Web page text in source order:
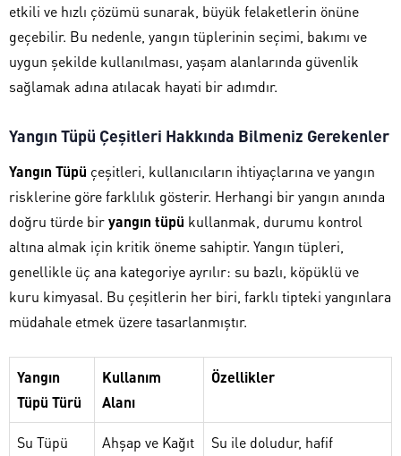
etkili ve hızlı çözümü sunarak, büyük felaketlerin önüne
geçebilir. Bu nedenle, yangın tüplerinin seçimi, bakımı ve
uygun şekilde kullanılması, yaşam alanlarında güvenlik
sağlamak adına atılacak hayati bir adımdır.
Yangın Tüpü Çeşitleri Hakkında Bilmeniz Gerekenler
Yangın Tüpü çeşitleri, kullanıcıların ihtiyaçlarına ve yangın
risklerine göre farklılık gösterir. Herhangi bir yangın anında
doğru türde biryangın tüpü kullanmak, durumu kontrol
altına almak için kritik öneme sahiptir. Yangın tüpleri,
genellikle üç ana kategoriye ayrılır: su bazlı, köpüklü ve
kuru kimyasal. Bu çeşitlerin her biri, farklı tipteki yangınlara
müdahale etmek üzere tasarlanmıştır.
Yangın
Tüpü Türü
Kullanım
Alanı
Özellikler
Su Tüpü
Ahşap ve Kağıt
Su ile doludur, hafif